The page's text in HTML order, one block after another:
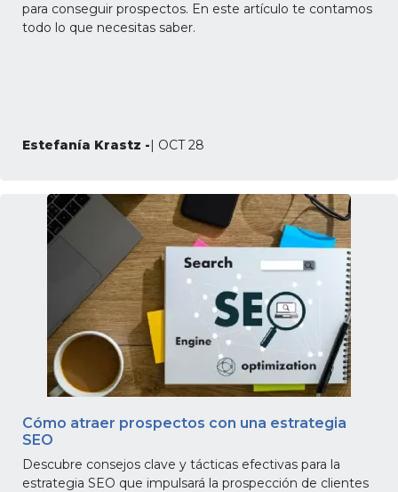
para conseguir prospectos. En este artículo te contamos
todo lo que necesitas saber.
Estefanía Krastz -| OCT 28
Cómo atraer prospectos con una estrategia
SEO
Descubre consejos clave y tácticas efectivas para la
estrategia SEO que impulsará la prospección de clientes